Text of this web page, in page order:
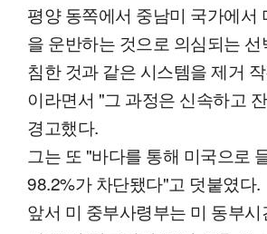
평양 동쪽에서 중남미 국가에서
을 운반하는 것으로 의심되는
침한 것과 같은 시스템을 제거
이라면서 "그 과정은 신속하고
경고했다.
그는 또 "바다를 통해 미국으로
98.2%가 차단됐다"고 덧붙였다.
앞서 미 중부사령부는 미 동부